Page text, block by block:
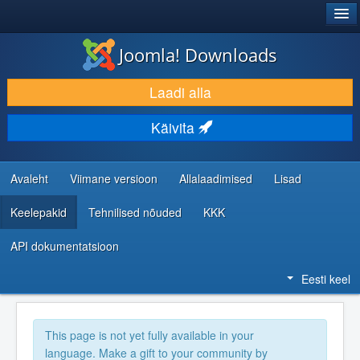
LAADI ALLA JA LAIENDA
AVASTA JA ÕPI
KOGUKOND JA KASUTAJATUGI
RESSURSID ARENDAJATELE
Joomla! Downloads
Laadi alla
Käivita
Avaleht Viimane versioon Allalaadimised Lisad
Keelepakid Tehnilised nõuded KKK
API dokumentatsioon
Eesti keel
This page is not yet fully available in your
language. Make a gift to your community by